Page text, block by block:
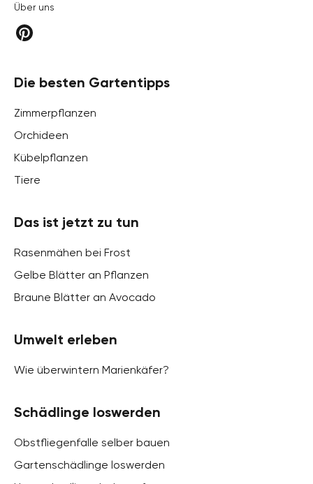
Über uns
Die besten Gartentipps
Zimmerpflanzen
Orchideen
Kübelpflanzen
Tiere
Das ist jetzt zu tun
Rasenmähen bei Frost
Gelbe Blätter an Pflanzen
Braune Blätter an Avocado
Umwelt erleben
Wie überwintern Marienkäfer?
Schädlinge loswerden
Obstfliegenfalle selber bauen
Gartenschädlinge loswerden